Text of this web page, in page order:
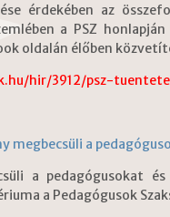
érdekében az
a PSZ
oldalán élőben
hir/3912/psz-
megbecsüli a
a pedagógusokat
a Pedagógusok